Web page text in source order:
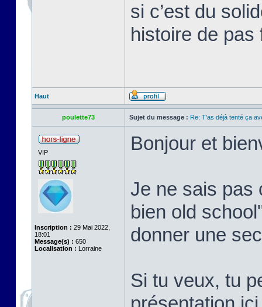
si c’est du
histoire de pas
Haut
poulette73 Sujet du message : Re: T'as déjà tenté ça
VIP
Inscription : 29 Mai 2022,
18:01
Message(s) : 650
Localisation : Lorraine
Bonjour et
Je ne sais pas
bien old
donner une
Si tu veux, tu